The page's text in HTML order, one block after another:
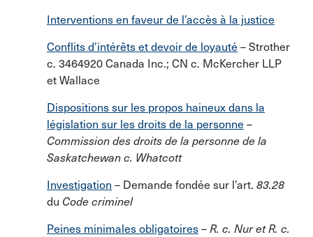
Interventions en faveur de l’accès à la justice
Conflits d’intérêts et devoir de loyauté – Strother
c. 3464920 Canada Inc.; CN c. McKercher LLP
et Wallace
Dispositions sur les propos haineux dans la
législation sur les droits de la personne –
Commission des droits de la personne de la
Saskatchewan c. Whatcott
Investigation – Demande fondée sur l’art. 83.28
du Code criminel
Peines minimales obligatoires – R. c. Nur et R. c.